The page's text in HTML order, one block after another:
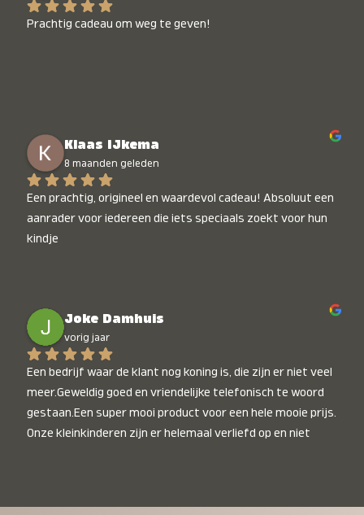
Prachtig cadeau om weg te geven!
Klaas IJkema
8 maanden geleden
Een prachtig, origineel en waardevol cadeau! Absoluut een
aanrader voor iedereen die iets speciaals zoekt voor hun
kindje
Joke Damhuis
vorig jaar
Een bedrijf waar de klant nog koning is, die zijn er niet veel
meer.Geweldig goed en vriendelijke telefonisch te woord
gestaan.Een super mooi product voor een hele mooie prijs.
Onze kleinkinderen zijn er helemaal verliefd op en niet